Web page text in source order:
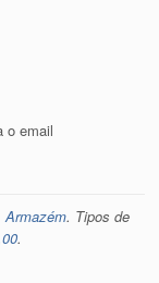
o email
Armazém. Tipos de
.